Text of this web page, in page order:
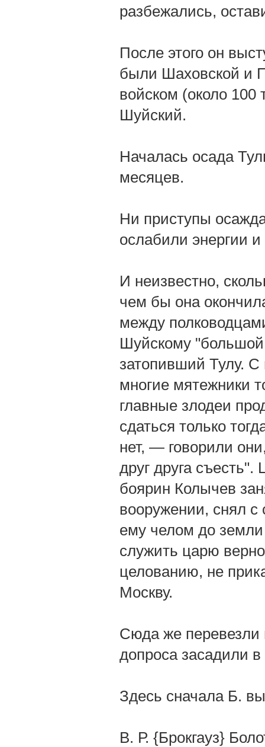
разбежались,
После этого он
были Шаховской и
войском (около
Шуйский.
Началась осада
месяцев.
Ни приступы
ослабили энергии
И неизвестно,
чем бы она
между
Шуйскому
затопивший Тулу. С
многие мятежники
главные злодеи
сдаться только
нет, — говорили
друг друга
боярин Колычев
вооружении, снял
ему челом до
служить царю
целованию, не
Москву.
Сюда же перевезли
допроса засадили
Здесь сначала Б.
В. Р. {Брокгауз}